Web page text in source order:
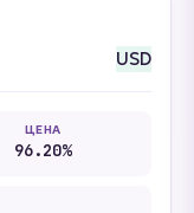
USD
ЦЕНА
96.20%